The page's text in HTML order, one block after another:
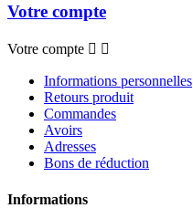
Votre compte
Votre compte  
Informations personnelles
Retours produit
Commandes
Avoirs
Adresses
Bons de réduction
Informations